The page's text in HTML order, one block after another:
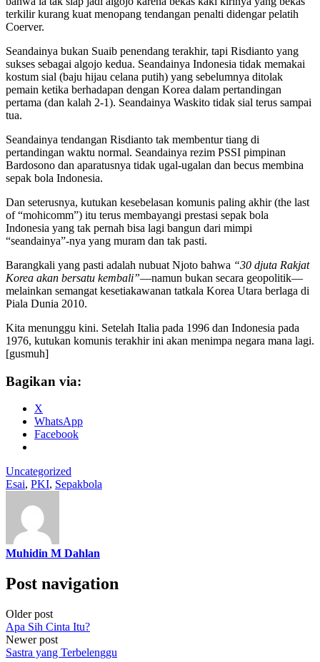
terkilir kurang kuat menopang tendangan penalti didengar pelatih
Coerver.
Seandainya bukan Suaib penendang terakhir, tapi Risdianto yang
sukses sebagai algojo kedua. Seandainya Indonesia tidak memakai
kostum sial (baju hijau celana putih) yang sebelumnya ditolak
pemain ketika berhadapan dengan Korea dalam pertandingan
pertama (dan kalah 2-1). Seandainya Waskito tidak sial terus sampai
tua.
Seandainya tendangan Risdianto tak membentur tiang di
pertandingan waktu normal. Seandainya rezim PSSI pimpinan
Bardosono dan aparatusnya tidak ugal-ugalan dan becus membina
sepak bola Indonesia.
Dan seterusnya, kutukan kesebelasan komunis paling akhir (the last
of “mohicomm”) itu terus membayangi prestasi sepak bola
Indonesia yang tak pernah bisa lagi bangun dari mimpi
“seandainya”-nya yang muram dan tak pasti.
Barangkali yang pasti adalah nubuat Njoto bahwa “30 djuta Rakjat
Korea akan bersatu kembali”—namun bukan secara geopolitik—
melainkan semangat kesetiakawanan tatkala Korea Utara berlaga di
Piala Dunia 2010.
Kita menunggu kini. Setelah Italia pada 1996 dan Indonesia pada
1976, kutukan komunis terakhir ini akan menimpa negara mana lagi.
[gusmuh]
Bagikan via:
X
WhatsApp
Facebook
Uncategorized
Esai, PKI, Sepakbola
Muhidin M Dahlan
Post navigation
Older post
Apa Sih Cinta Itu?
Newer post
Sastra yang Terbelenggu